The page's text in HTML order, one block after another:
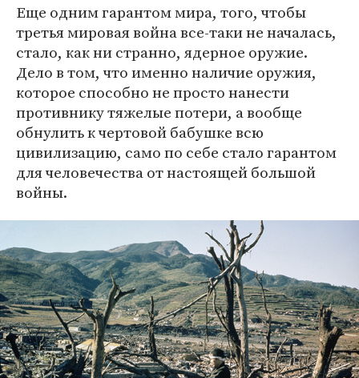
Еще одним гарантом мира, того, чтобы
третья мировая война все-таки не началась,
стало, как ни странно, ядерное оружие.
Дело в том, что именно наличие оружия,
которое способно не просто нанести
противнику тяжелые потери, а вообще
обнулить к чертовой бабушке всю
цивилизацию, само по себе стало гарантом
для человечества от настоящей большой
войны.